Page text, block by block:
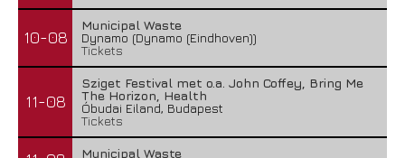
10-08
Municipal Waste
Dynamo (Dynamo (Eindhoven))
Tickets
11-08
Sziget Festival met o.a. John Coffey, Bring Me
The Horizon, Health
Óbudai Eiland, Budapest
Tickets
Municipal Waste